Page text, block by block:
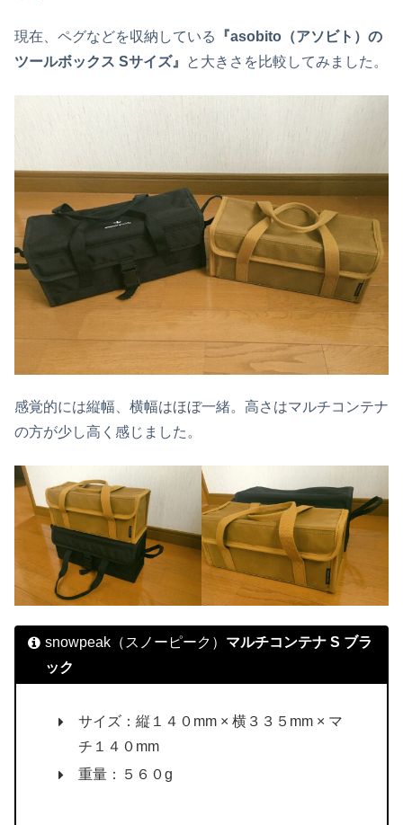
現在、ペグなどを収納している
『asobito（アソビト）の
ツールボックス Sサイズ』
と大きさを比較してみました。
感覚的には縦幅、横幅はほぼ一緒。高さはマルチコンテナ
の方が少し高く感じました。
snowpeak（スノーピーク） マルチコンテナ S ブラ
ック
サイズ：縦１４０mm × 横３３５mm × マ
チ１４０mm
重量：５６０g